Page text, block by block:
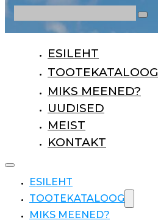
ESILEHT
TOOTEKATALOOG
MIKS MEENED?
UUDISED
MEIST
KONTAKT
ESILEHT
TOOTEKATALOOG
MIKS MEENED?